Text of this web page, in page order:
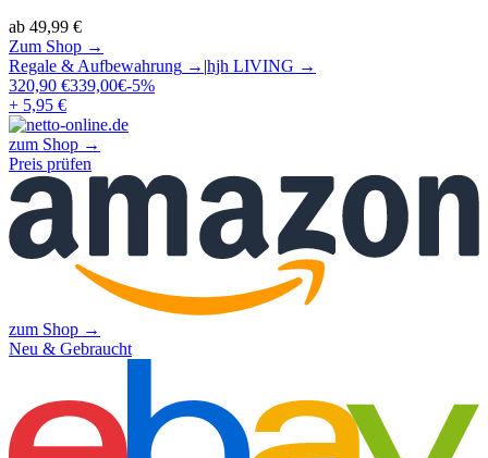
ab 49,99 €
Zum Shop →
Regale & Aufbewahrung → |hjh LIVING →
320,90 €339,00€-5%
+ 5,95 €
zum Shop →
Preis prüfen
zum Shop →
Neu & Gebraucht